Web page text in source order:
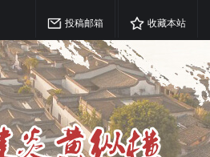
投稿邮箱 收藏本站